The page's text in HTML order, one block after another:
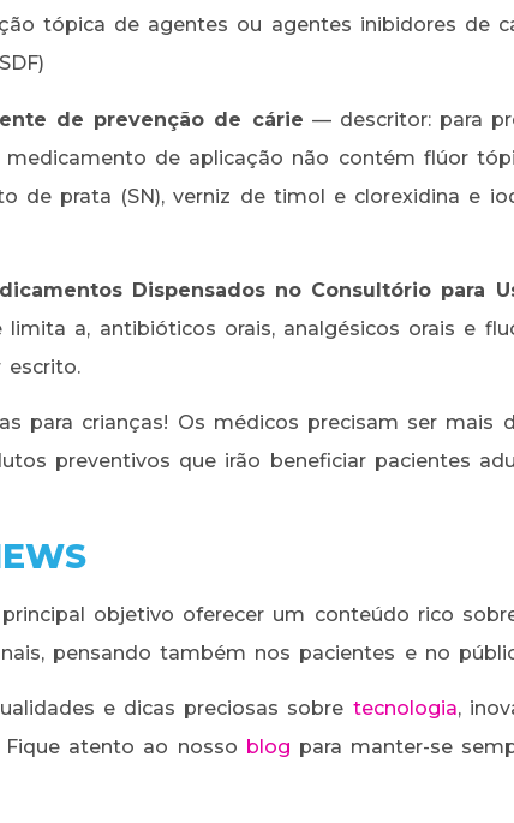
tópica de agentes ou agentes inibidores de
de prevenção de cárie — descritor: para
medicamento de aplicação não contém flúor
de prata (SN), verniz de timol e clorexidina e
Dispensados no Consultório para
a, antibióticos orais, analgésicos orais e
escrito.
para crianças! Os médicos precisam ser mais
preventivos que irão beneficiar pacientes
objetivo oferecer um conteúdo rico
pensando também nos pacientes e no
e dicas preciosas sobre tecnologia,
atento ao nosso blog para manter-se